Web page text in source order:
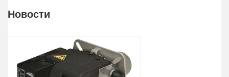
Новости